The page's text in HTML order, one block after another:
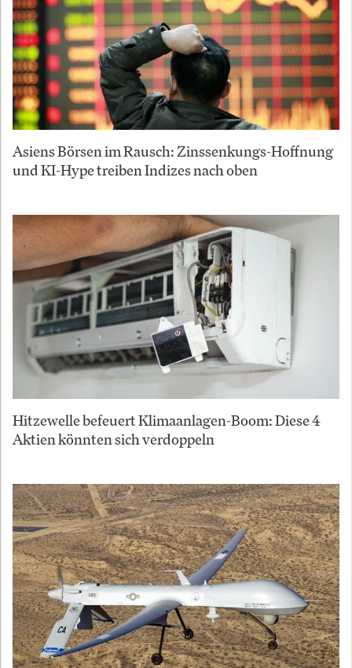
Asiens Börsen im Rausch: Zinssenkungs-Hoffnung
und KI-Hype treiben Indizes nach oben
Hitzewelle befeuert Klimaanlagen-Boom: Diese 4
Aktien könnten sich verdoppeln